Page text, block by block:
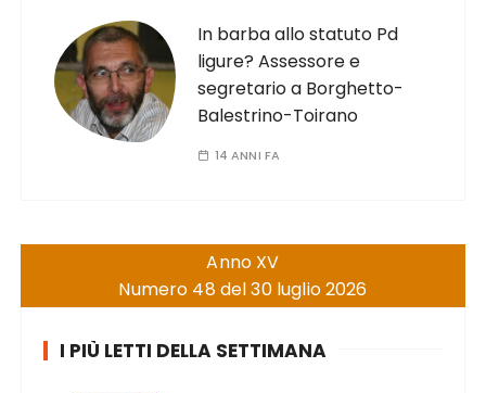
In barba allo statuto Pd
ligure? Assessore e
segretario a Borghetto-
Balestrino-Toirano
14 ANNI FA
Anno XV
Numero 48 del 30 luglio 2026
I PIÙ LETTI DELLA SETTIMANA